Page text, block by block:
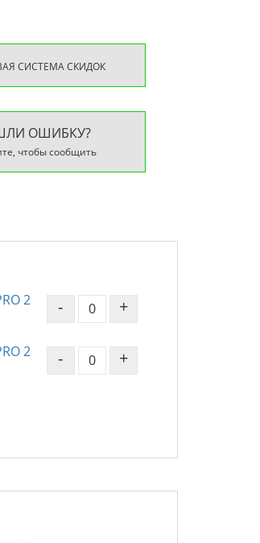
СИСТEМА СКИДОК
ОШИБКУ?
чтобы сообщить
2
- +
2
- +